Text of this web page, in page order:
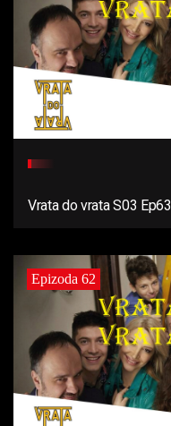
Vrata do vrata S03 Ep63
Epizoda 62